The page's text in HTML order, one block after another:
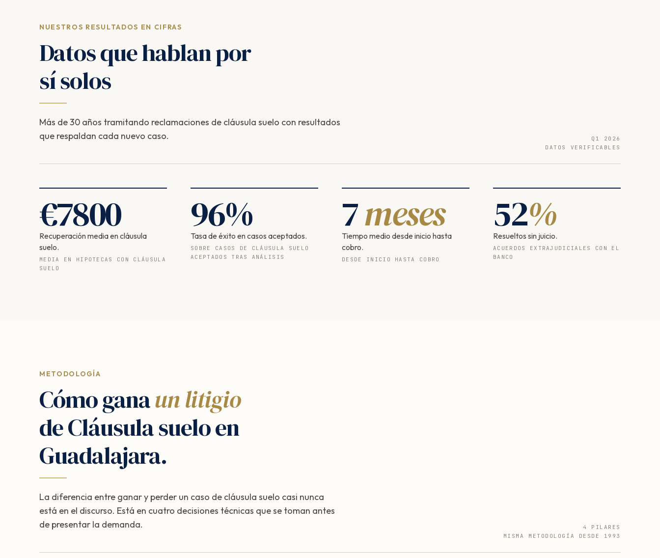
NUESTROS RESULTADOS EN CIFRAS
Datos que hablan por
sí solos
Más de 30 años tramitando reclamaciones de cláusula suelo con resultados
que respaldan cada nuevo caso.
Q1 2026
DATOS VERIFICABLES
€7800
Recuperación media en cláusula
suelo.
MEDIA EN HIPOTECAS CON CLÁUSULA
SUELO
96%
Tasa de éxito en casos aceptados.
SOBRE CASOS DE CLÁUSULA SUELO
ACEPTADOS TRAS ANÁLISIS
7meses
Tiempo medio desde inicio hasta
cobro.
DESDE INICIO HASTA COBRO
52%
Resueltos sin juicio.
ACUERDOS EXTRAJUDICIALES CON EL
BANCO
METODOLOGÍA
Cómo ganaun litigio
de Cláusula suelo en
Guadalajara.
La diferencia entre ganar y perder un caso de cláusula suelo casi nunca
está en el discurso. Está en cuatro decisiones técnicas que se toman antes
de presentar la demanda.
4 PILARES
MISMA METODOLOGÍA DESDE 1993